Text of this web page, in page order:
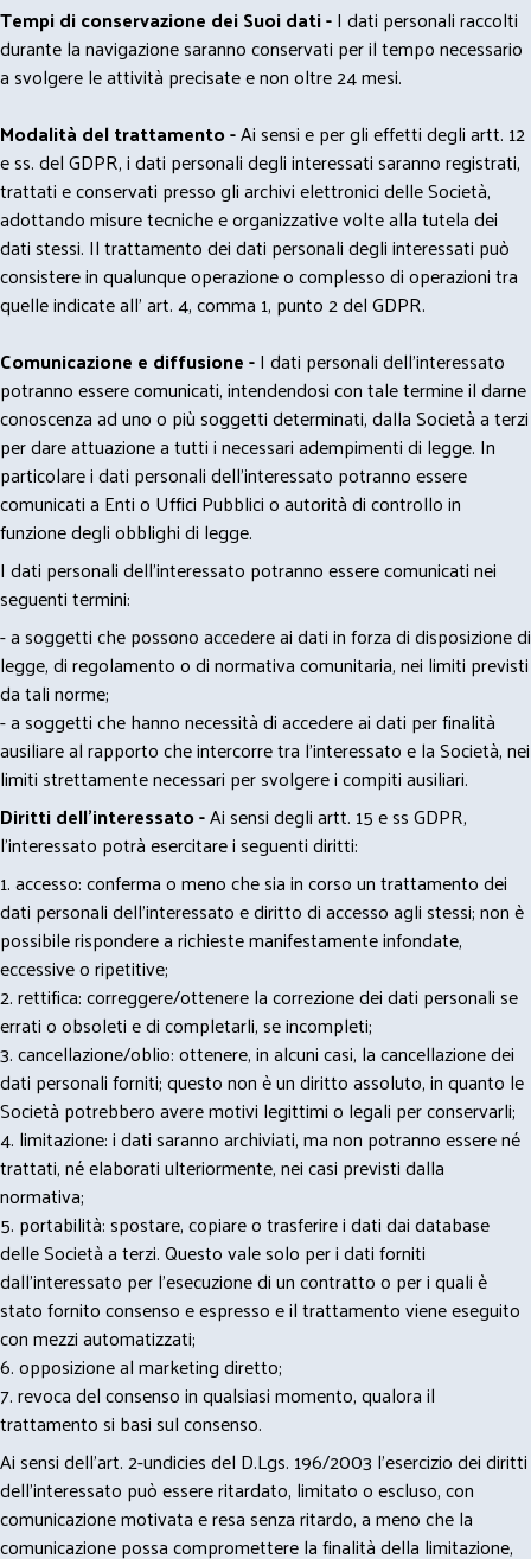
Tempi di conservazione dei Suoi dati -I dati personali raccolti
durante la navigazione saranno conservati per il tempo necessario
a svolgere le attività precisate e non oltre 24 mesi.
Modalità del trattamento -Ai sensi e per gli effetti degli artt. 12
e ss. del GDPR, i dati personali degli interessati saranno registrati,
trattati e conservati presso gli archivi elettronici delle Società,
adottando misure tecniche e organizzative volte alla tutela dei
dati stessi. Il trattamento dei dati personali degli interessati può
consistere in qualunque operazione o complesso di operazioni tra
quelle indicate all' art. 4, comma 1, punto 2 del GDPR.
Comunicazione e diffusione -I dati personali dell’interessato
potranno essere comunicati, intendendosi con tale termine il darne
conoscenza ad uno o più soggetti determinati, dalla Società a terzi
per dare attuazione a tutti i necessari adempimenti di legge. In
particolare i dati personali dell’interessato potranno essere
comunicati a Enti o Uffici Pubblici o autorità di controllo in
funzione degli obblighi di legge.
I dati personali dell’interessato potranno essere comunicati nei
seguenti termini:
- a soggetti che possono accedere ai dati in forza di disposizione di
legge, di regolamento o di normativa comunitaria, nei limiti previsti
da tali norme;
- a soggetti che hanno necessità di accedere ai dati per finalità
ausiliare al rapporto che intercorre tra l’interessato e la Società, nei
limiti strettamente necessari per svolgere i compiti ausiliari.
Diritti dell’interessato -Ai sensi degli artt. 15 e ss GDPR,
l’interessato potrà esercitare i seguenti diritti:
1. accesso: conferma o meno che sia in corso un trattamento dei
dati personali dell’interessato e diritto di accesso agli stessi; non è
possibile rispondere a richieste manifestamente infondate,
eccessive o ripetitive;
2. rettifica: correggere/ottenere la correzione dei dati personali se
errati o obsoleti e di completarli, se incompleti;
3. cancellazione/oblio: ottenere, in alcuni casi, la cancellazione dei
dati personali forniti; questo non è un diritto assoluto, in quanto le
Società potrebbero avere motivi legittimi o legali per conservarli;
4. limitazione: i dati saranno archiviati, ma non potranno essere né
trattati, né elaborati ulteriormente, nei casi previsti dalla
normativa;
5. portabilità: spostare, copiare o trasferire i dati dai database
delle Società a terzi. Questo vale solo per i dati forniti
dall’interessato per l’esecuzione di un contratto o per i quali è
stato fornito consenso e espresso e il trattamento viene eseguito
con mezzi automatizzati;
6. opposizione al marketing diretto;
7. revoca del consenso in qualsiasi momento, qualora il
trattamento si basi sul consenso.
Ai sensi dell’art. 2-undicies del D.Lgs. 196/2003 l’esercizio dei diritti
dell’interessato può essere ritardato, limitato o escluso, con
comunicazione motivata e resa senza ritardo, a meno che la
comunicazione possa compromettere la finalità della limitazione,